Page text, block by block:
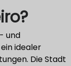
und
idealer
Die Stadt